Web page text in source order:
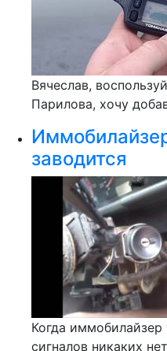
Вячеслав,
Парилова, хочу
заводится
Когда
сигналов никаких